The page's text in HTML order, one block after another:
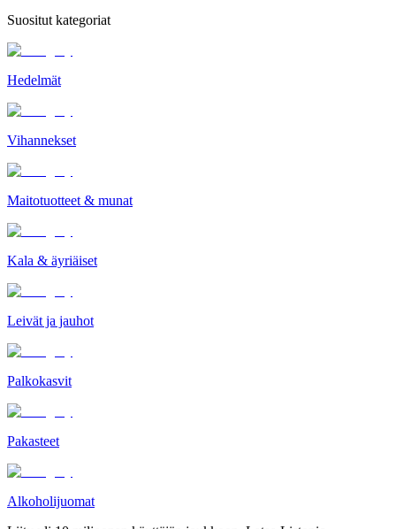
Suositut kategoriat
Hedelmät
Vihannekset
Maitotuotteet & munat
Kala & äyriäiset
Leivät ja jauhot
Palkokasvit
Pakasteet
Alkoholijuomat